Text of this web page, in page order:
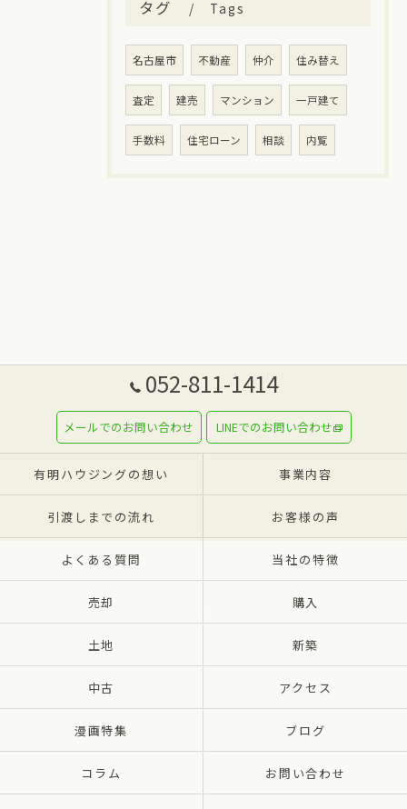
タグ Tags
名古屋市 不動産 仲介 住み替え
査定 建売 マンション 一戸建て
手数料 住宅ローン 相談 内覧
052-811-1414
メールでのお問い合わせ LINEでのお問い合わせ
有明ハウジングの想い 事業内容
引渡しまでの流れ お客様の声
よくある質問 当社の特徴
売却 購入
土地 新築
中古 アクセス
漫画特集 ブログ
コラム お問い合わせ